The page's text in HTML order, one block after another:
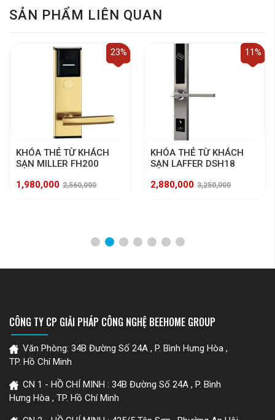
SẢN PHẨM LIÊN QUAN
KHÓA THẺ TỪ KHÁCH
SẠN MILLER FH200
1,980,000 2,560,000
23%
KHÓA THẺ TỪ KHÁCH
SẠN LAFFER DSH18
2,880,000 3,250,000
11%
CÔNG TY CP GIẢI PHÁP CÔNG NGHỆ BEEHOME GROUP
Văn Phòng: 34B Đường Số 24A , P. Bình Hưng Hòa ,
TP. Hồ Chí Minh
CN 1 - HỒ CHÍ MINH : 34B Đường Số 24A , P. Bình
Hưng Hòa , TP. Hồ Chí Minh